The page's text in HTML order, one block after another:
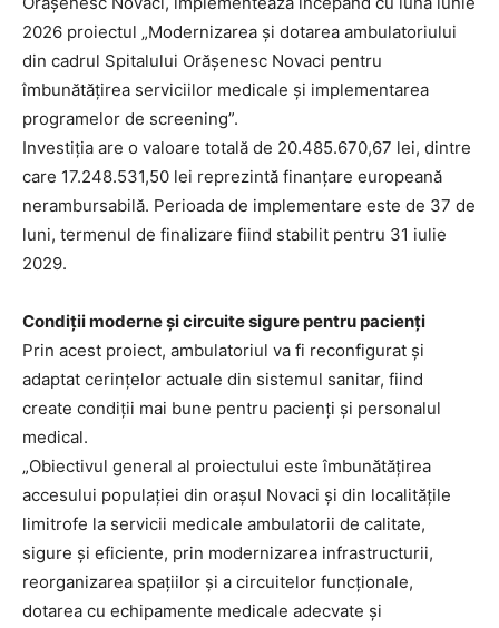
2026 proiectul „Modernizarea și dotarea ambulatoriului
din cadrul Spitalului Orășenesc Novaci pentru
îmbunătățirea serviciilor medicale și implementarea
programelor de screening”.
Investiția are o valoare totală de 20.485.670,67 lei, dintre
care 17.248.531,50 lei reprezintă finanțare europeană
nerambursabilă. Perioada de implementare este de 37 de
luni, termenul de finalizare fiind stabilit pentru 31 iulie
2029.
Condiții moderne și circuite sigure pentru pacienți
Prin acest proiect, ambulatoriul va fi reconfigurat și
adaptat cerințelor actuale din sistemul sanitar, fiind
create condiții mai bune pentru pacienți și personalul
medical.
„Obiectivul general al proiectului este îmbunătățirea
accesului populației din orașul Novaci și din localitățile
limitrofe la servicii medicale ambulatorii de calitate,
sigure și eficiente, prin modernizarea infrastructurii,
reorganizarea spațiilor și a circuitelor funcționale,
dotarea cu echipamente medicale adecvate și